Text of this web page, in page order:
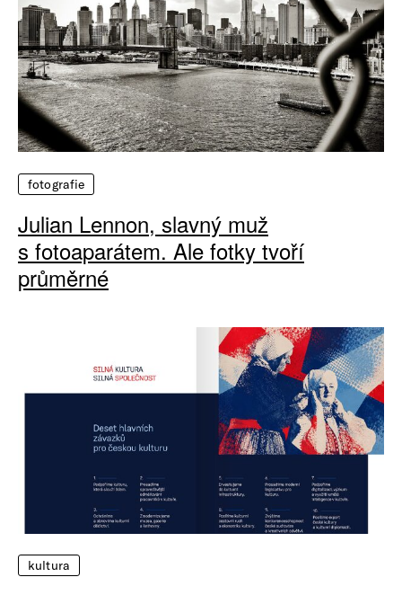
fotografie
Julian Lennon, slavný muž
s fotoaparátem. Ale fotky tvoří
průměrné
kultura